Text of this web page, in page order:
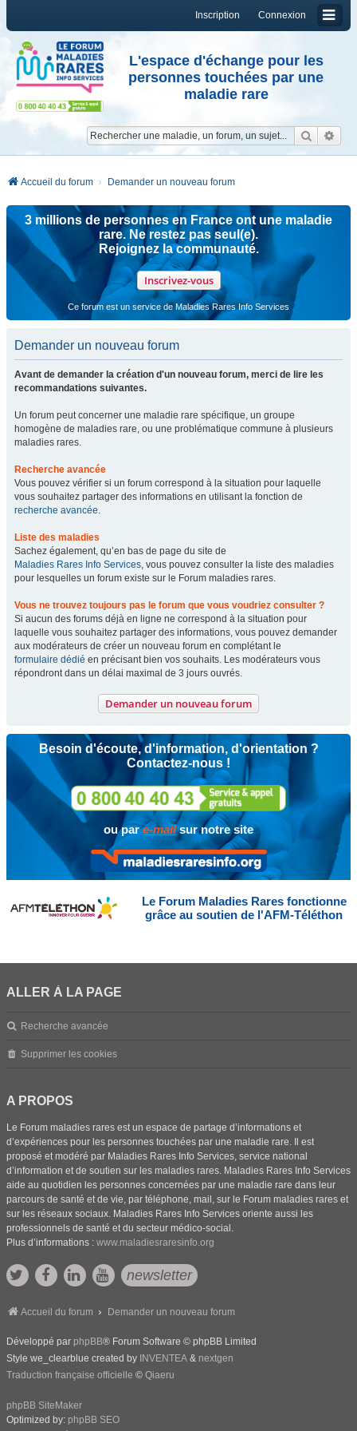
Connexion
Inscription
L'espace d'échange pour les
personnes touchées par une
maladie rare
Accueil du forum Demander un nouveau forum
3 millions de personnes en France ont une maladie
rare. Ne restez pas seul(e).
Rejoignez la communauté.
Inscrivez-vous
Ce forum est un service de Maladies Rares Info Services
Demander un nouveau forum
Avant de demander la création d'un nouveau forum, merci de lire les
recommandations suivantes.
Un forum peut concerner une maladie rare spécifique, un groupe
homogène de maladies rare, ou une problématique commune à plusieurs
maladies rares.
Recherche avancée
Vous pouvez vérifier si un forum correspond à la situation pour laquelle
vous souhaitez partager des informations en utilisant la fonction de
recherche avancée.
Liste des maladies
Sachez également, qu’en bas de page du site de
Maladies Rares Info Services, vous pouvez consulter la liste des maladies
pour lesquelles un forum existe sur le Forum maladies rares.
Vous ne trouvez toujours pas le forum que vous voudriez consulter ?
Si aucun des forums déjà en ligne ne correspond à la situation pour
laquelle vous souhaitez partager des informations, vous pouvez demander
aux modérateurs de créer un nouveau forum en complétant le
formulaire dédié en précisant bien vos souhaits. Les modérateurs vous
répondront dans un délai maximal de 3 jours ouvrés.
Demander un nouveau forum
Besoin d'écoute, d'information, d'orientation ?
Contactez-nous !
ou pare-mailsur notre site
Le Forum Maladies Rares fonctionne
grâce au soutien de l'AFM-Téléthon
ALLER À LA PAGE
Recherche avancée
Supprimer les cookies
A PROPOS
Le Forum maladies rares est un espace de partage d’informations et
d’expériences pour les personnes touchées par une maladie rare. Il est
proposé et modéré par Maladies Rares Info Services, service national
d’information et de soutien sur les maladies rares. Maladies Rares Info Services
aide au quotidien les personnes concernées par une maladie rare dans leur
parcours de santé et de vie, par téléphone, mail, sur le Forum maladies rares et
sur les réseaux sociaux. Maladies Rares Info Services oriente aussi les
professionnels de santé et du secteur médico-social.
Plus d’informations : www.maladiesraresinfo.org
newsletter
Accueil du forum Demander un nouveau forum
Développé par phpBB® Forum Software © phpBB Limited
Style we_clearblue created by INVENTEA & nextgen
Traduction française officielle © Qiaeru
phpBB SiteMaker
Optimized by: phpBB SEO